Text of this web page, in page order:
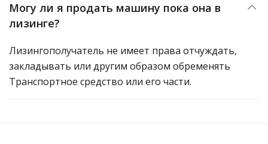
Могу ли я продать машину пока она в
лизинге?
Лизингополучатель не имеет права отчуждать,
закладывать или другим образом обременять
Транспортное средство или его части.